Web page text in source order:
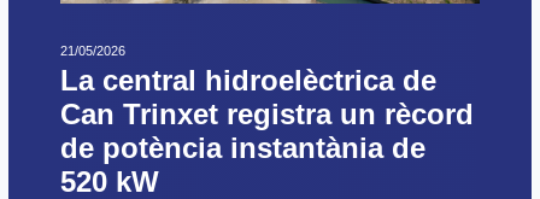
21/05/2026
La central hidroelèctrica de
Can Trinxet registra un rècord
de potència instantània de
520 kW